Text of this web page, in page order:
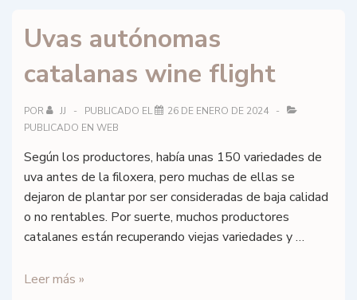
y
veganos.
Uvas autónomas
catalanas wine flight
POR JJ PUBLICADO EL
26 DE ENERO DE 2024
PUBLICADO EN WEB
Según los productores, había unas 150 variedades de
uva antes de la filoxera, pero muchas de ellas se
dejaron de plantar por ser consideradas de baja calidad
o no rentables. Por suerte, muchos productores
catalanes están recuperando viejas variedades y …
Uvas
Leer más »